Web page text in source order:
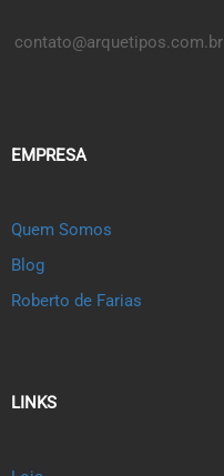
contato@arquetipos.com.br
EMPRESA
Quem Somos
Blog
Roberto de Farias
LINKS